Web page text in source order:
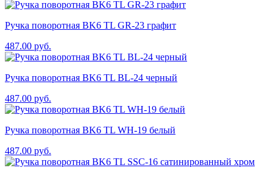
Ручка поворотная BK6 TL GR-23 графит
487.00 руб.
Ручка поворотная BK6 TL BL-24 черный
487.00 руб.
Ручка поворотная BK6 TL WH-19 белый
487.00 руб.